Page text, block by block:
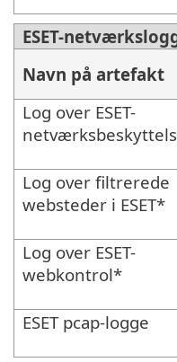
ESET-
Navn på artefakt
Log over ESET-
Log over filtrerede
websteder i ESET*
Log over ESET-
webkontrol*
ESET pcap-logge